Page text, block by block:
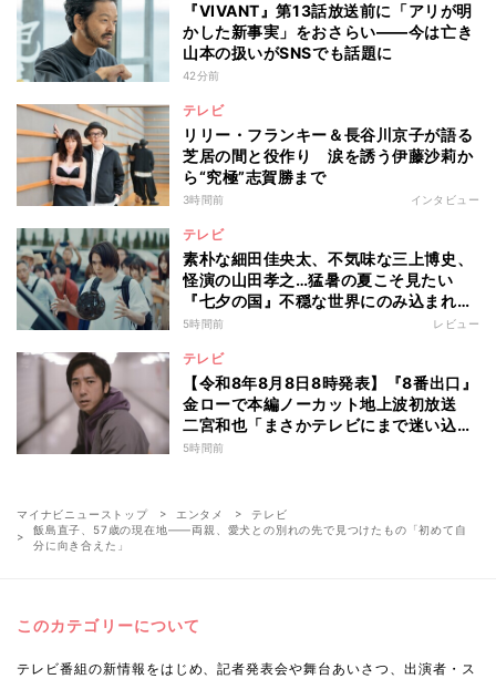
『VIVANT』第13話放送前に「アリが明
かした新事実」をおさらい――今は亡き
山本の扱いがSNSでも話題に
42分前
テレビ
リリー・フランキー＆長谷川京子が語る
芝居の間と役作り 涙を誘う伊藤沙莉か
ら“究極”志賀勝まで
3時間前 インタビュー
テレビ
素朴な細田佳央太、不気味な三上博史、
怪演の山田孝之…猛暑の夏こそ見たい
『七夕の国』不穏な世界にのみ込まれる
超常ミステリー
5時間前 レビュー
テレビ
【令和8年8月8日8時発表】『8番出口』
金ローで本編ノーカット地上波初放送
二宮和也「まさかテレビにまで迷い込ん
でしまうとは」
5時間前
マイナビニューストップ エンタメ
テレビ
飯島直子、57歳の現在地――両親、愛犬との別れの先で見つけたもの「初めて自
分に向き合えた」
このカテゴリーについて
テレビ番組の新情報をはじめ、記者発表会や舞台あいさつ、出演者・ス